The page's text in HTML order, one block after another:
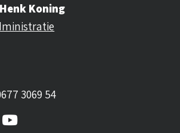
Henk Koning
3069 54
op Facebook
ons op Instagram
Volg ons op YouTube